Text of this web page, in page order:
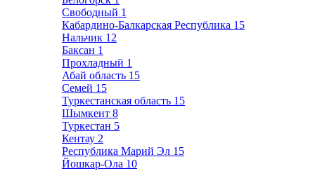
Свободный 1
Кабардино-Балкарская Республика 15
Нальчик 12
Баксан 1
Прохладный 1
Абай область 15
Семей 15
Туркестанская область 15
Шымкент 8
Туркестан 5
Кентау 2
Республика Марий Эл 15
Йошкар-Ола 10